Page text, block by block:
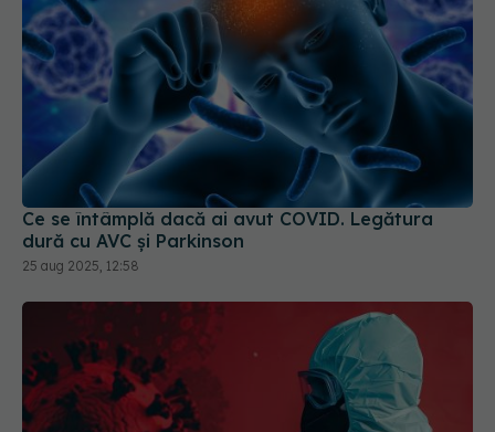
Ce se întâmplă dacă ai avut COVID. Legătura
dură cu AVC și Parkinson
25 aug 2025, 12:58